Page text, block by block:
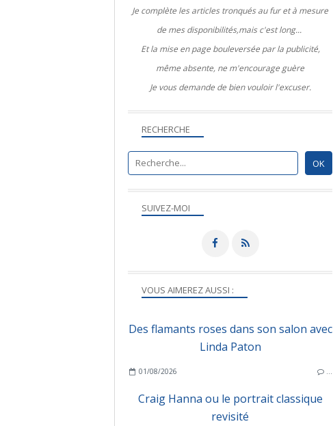
SUIVEZ-MOI
RECHERCHE
VOUS AIMEREZ AUSSI :
Des flamants roses dans son salon avec
Linda Paton
01/08/2026 …
Craig Hanna ou le portrait classique
revisité
Je complète les articles tronqués au fur et à mesure
de mes disponibilités,mais c'est long...
Et la mise en page bouleversée par la publicité,
même absente, ne m'encourage guère
Je vous demande de bien vouloir l'excuser.